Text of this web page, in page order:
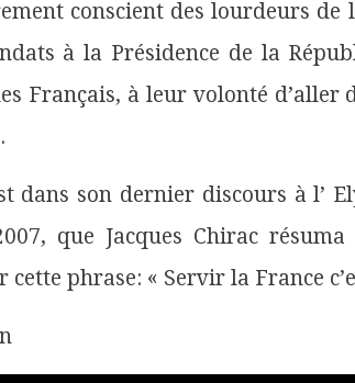
conscient des lourdeurs de
à la Présidence de la
Français, à leur volonté d’aller
dans son dernier discours à l’
que Jacques Chirac
cette phrase: « Servir la France